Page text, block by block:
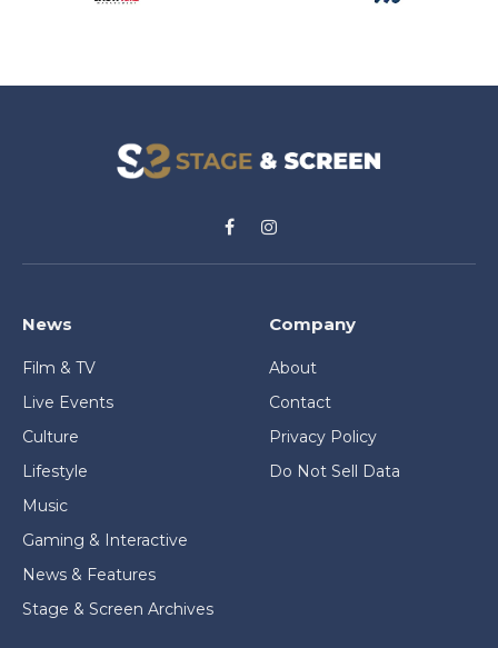
FacebookInstagram
News
Film & TV
Live Events
Culture
Lifestyle
Music
Gaming & Interactive
News & Features
Stage & Screen Archives
Company
About
Contact
Privacy Policy
Do Not Sell Data